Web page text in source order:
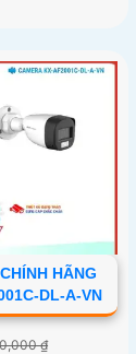
HÃNG
DL-A-VN
₫